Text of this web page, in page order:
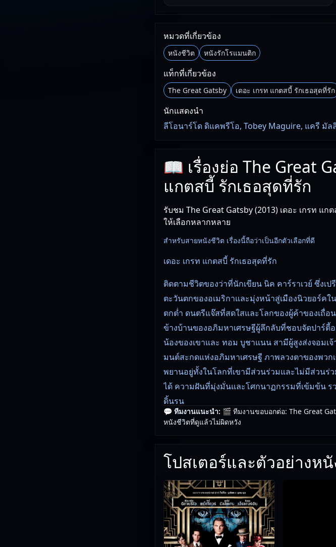
หมวดที่เกี่ยวข้อง
หนังชีวิต หนังรักโรแมนติก
แท็กที่เกี่ยวข้อง
The Great Gatsby เดอะ เกรท แกตสบี้ รักเธอสุดที่รัก
นักแสดงนำ
ลีโอนาร์โด ดิแคพรีโอ, Tobey Maguire, แครี มัล
📖 เรื่องย่อ The Great
แกตสบี้ รักเธอสุดที่รัก
รับชม The Great Gatsby (2013) เดอะ เกรท แ
ให้เลือกหลากหลาย
สำหรับสายหนังชีวิต เรื่องนี้ถือว่าเป็นอีกตัวเลือกที่ดี
เดอะ เกรท แกตสบี้ รักเธอสุดที่รัก
ติดตามชีวิตของว่าที่นักเขียน นิค คาร์ราเวย์ ซึ่งเป
ตะวันตกของอเมริกาและมุ่งหน้าสู่เมืองนิวยอร์ค
ตกต่ำ ดนตรีแจ๊สที่สดใสและโลกของผู้ค้าของเถื่อ
ข้างบ้านของอภิมหาเศรษฐีผู้ลึกลับที่ชอบจัดปาร์ตี้
น้องของเขาและ ทอม บูชาแนน สามีผู้สูงส่งจอมเ
มนต์สะกดแห่งอภิมหาเศรษฐี ภาพลวงตาของพว
พยานอยู่ทั้งในโลกที่เขามีส่วนร่วมและไม่มีส่วนร่
ได้ ความฝันที่มุ่งมั่นและโศกนาฏกรรมที่เข้มข้น
ดิ้นรน
รับชม The Great Gatsby (2013) เดอะ เกรท แ
หนังใหม่ชนโรงคุณภาพที่ดูได้ทุกวัย เหมาะสำหรับ
💡 ทีมงาน Free Movie 24 คัดสรร The Great
คุณดูฟรี
🎥 อัปเดตโดยทีมงาน Free Movie 24
💬 ทีมงานแนะนำ: 🎬 ทีมงานขอบอกต่อ: The Great
หนังชีวิตที่ดูแล้วไม่ผิดหวัง
โปสเตอร์และตัวอย่างหนั